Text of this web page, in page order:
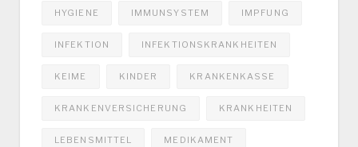
HYGIENE IMMUNSYSTEM IMPFUNG
INFEKTION INFEKTIONSKRANKHEITEN
KEIME KINDER KRANKENKASSE
KRANKENVERSICHERUNG KRANKHEITEN
LEBENSMITTEL MEDIKAMENT